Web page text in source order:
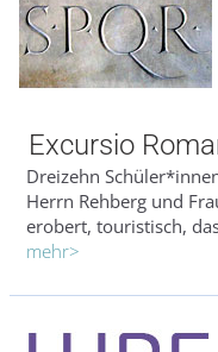
Excursio
Dreizehn
Herrn Rehberg und
erobert, touristisch,
mehr>